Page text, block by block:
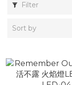
Filter
Sort by